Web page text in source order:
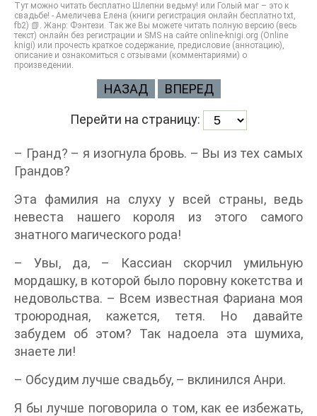
Тут можно читать бесплатно Шлепни ведьму! или Голый маг – это к
свадьбе! - Амеличева Елена (книги регистрация онлайн бесплатно txt,
fb2) 📗. Жанр: Фэнтези. Так же Вы можете читать полную версию (весь
текст) онлайн без регистрации и SMS на сайте online-knigi.org (Online
knigi) или прочесть краткое содержание, предисловие (аннотацию),
описание и ознакомиться с отзывами (комментариями) о
произведении.
НАЗАД ВПЕРЕД
Перейти на страницу:
– Гранд? – я изогнула бровь. – Вы из тех самых
Грандов?
Эта фамилия на слуху у всей страны, ведь
невеста нашего короля из этого самого
знатного магического рода!
– Увы, да, – Кассиан скорчил умильную
мордашку, в которой было поровну кокетства и
недовольства. – Всем известная Фариана моя
троюродная, кажется, тетя. Но давайте
забудем об этом? Так надоела эта шумиха,
знаете ли!
– Обсудим лучше свадьбу, – вклинился Анри.
Я бы лучше поговорила о том, как ее избежать,